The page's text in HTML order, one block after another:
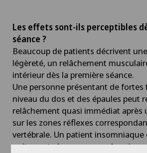
Les effets sont-ils perceptibles
séance ?
Beaucoup de patients décrivent
légèreté, un relâchement
intérieur dès la première séance.
Une personne présentant de fortes
niveau du dos et des épaules peut
relâchement quasi immédiat après
sur les zones réflexes
vertébrale. Un patient insomniaque
nuits peut observer un